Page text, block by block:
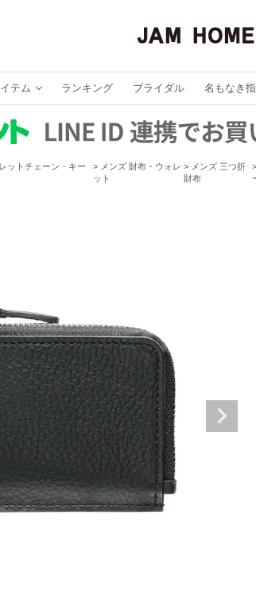
テム ランキング ブライダル 名もなき
ットチェーン・キー
メンズ 財布・ウォレ
ット
メンズ 三つ折
財布